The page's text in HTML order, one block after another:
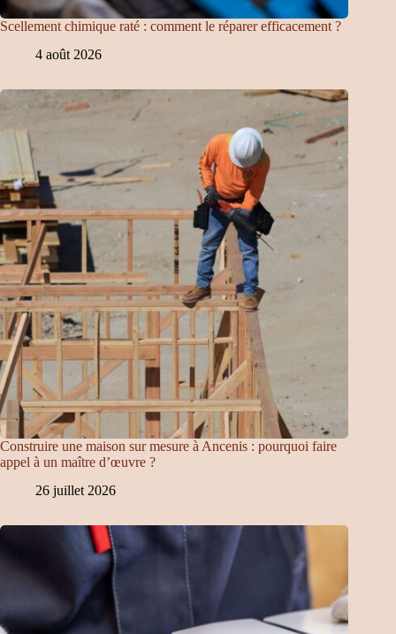
Scellement chimique raté : comment le réparer efficacement ?
4 août 2026
Construire une maison sur mesure à Ancenis : pourquoi faire
appel à un maître d’œuvre ?
26 juillet 2026